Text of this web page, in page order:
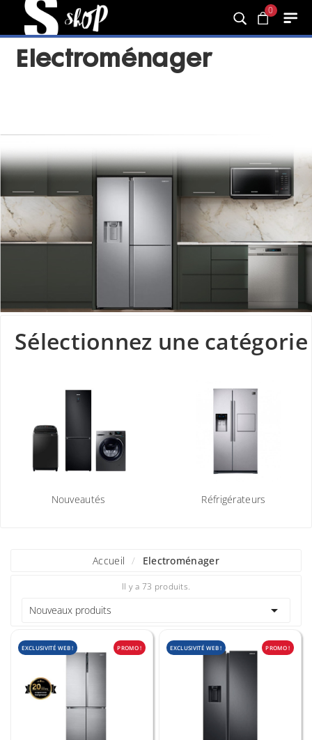
0
Electroménager
Sélectionnez une catégorie
Nouveautés Réfrigérateurs
Accueil Electroménager
Il y a 73 produits.
Nouveaux produits 
EXCLUSIVITÉ WEB ! PROMO ! EXCLUSIVITÉ WEB ! PROMO !